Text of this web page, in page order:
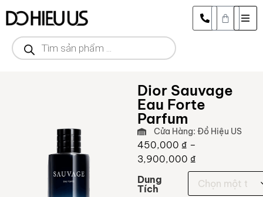
Dior Sauvage
Eau Forte
Parfum
Cửa Hàng: Đồ Hiệu US
450,000 ₫ –
3,900,000 ₫
Dung
Tích